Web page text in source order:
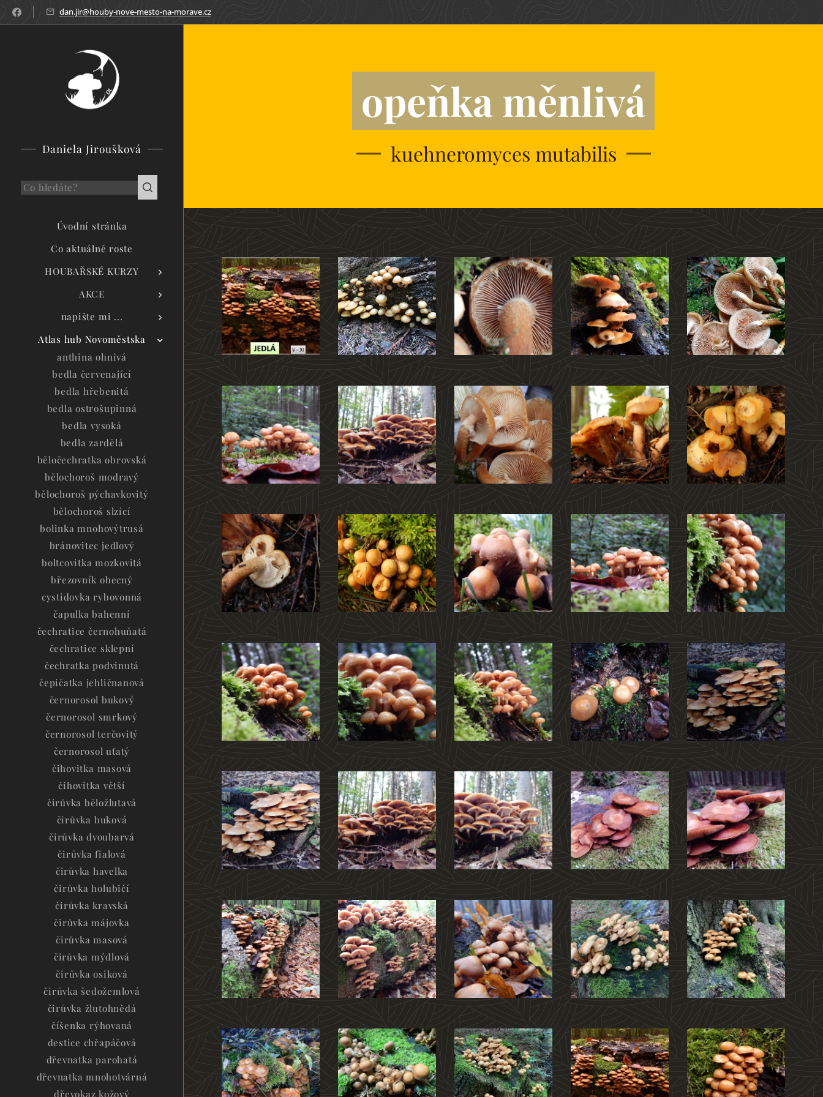
dan.jir@houby-nove-mesto-na-morave.cz
Daniela Jiroušková
Úvodní stránka
Co aktuálně roste
HOUBAŘSKÉ KURZY
AKCE
napište mi ...
Atlas hub Novoměstska
anthina ohnivá
bedla červenající
bedla hřebenitá
bedla ostrošupinná
bedla vysoká
bedla zardělá
běločechratka obrovská
bělochoroš modravý
bělochoroš pýchavkovitý
bělochoroš slzící
bolinka mnohovýtrusá
bránovitec jedlový
boltcovitka mozkovitá
březovník obecný
cystidovka rybovonná
čapulka bahenní
čechratice černohuňatá
čechratice sklepní
čechratka podvinutá
čepičatka jehličnanová
černorosol bukový
černorosol smrkový
černorosol terčovitý
černorosol uťatý
čihovitka masová
čihovitka větší
čirůvka běložlutavá
čirůvka buková
čirůvka dvoubarvá
čirůvka fialová
čirůvka havelka
čirůvka holubičí
čirůvka kravská
čirůvka májovka
čirůvka masová
čirůvka mýdlová
čirůvka osiková
čirůvka šedožemlová
čirůvka žlutohnědá
číšenka rýhovaná
destice chřapáčová
dřevnatka parohatá
dřevnatka mnohotvárná
dřevokaz kožový
opeňka měnlivá
kuehneromyces mutabilis